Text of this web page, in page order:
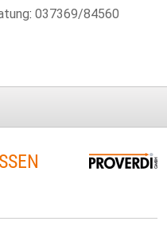
: 037369/84560
S